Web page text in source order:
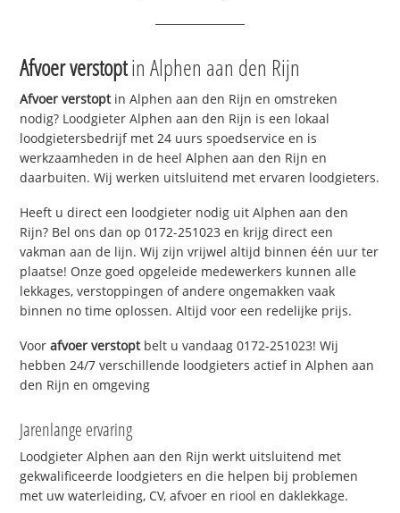
Afvoer verstoptin Alphen aan den Rijn
Afvoer verstoptin Alphen aan den Rijn en omstreken
nodig? Loodgieter Alphen aan den Rijn is een lokaal
loodgietersbedrijf met 24 uurs spoedservice en is
werkzaamheden in de heel Alphen aan den Rijn en
daarbuiten. Wij werken uitsluitend met ervaren loodgieters.
Heeft u direct een loodgieter nodig uit Alphen aan den
Rijn? Bel ons dan op 0172-251023 en krijg direct een
vakman aan de lijn. Wij zijn vrijwel altijd binnen één uur ter
plaatse! Onze goed opgeleide medewerkers kunnen alle
lekkages, verstoppingen of andere ongemakken vaak
binnen no time oplossen. Altijd voor een redelijke prijs.
Voorafvoer verstoptbelt u vandaag 0172-251023! Wij
hebben 24/7 verschillende loodgieters actief in Alphen aan
den Rijn en omgeving
Jarenlange ervaring
Loodgieter Alphen aan den Rijn werkt uitsluitend met
gekwalificeerde loodgieters en die helpen bij problemen
met uw waterleiding, CV, afvoer en riool en daklekkage.